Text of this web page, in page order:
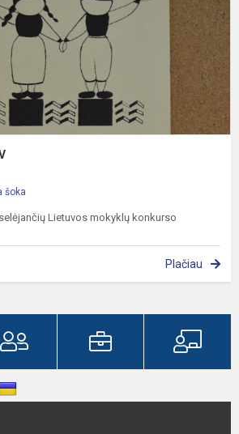
šoka
Lietuvos mokyklų konkurso
Plačiau